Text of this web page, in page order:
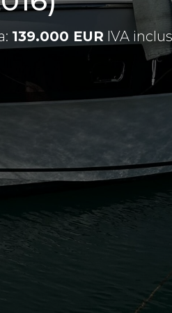
139.000 EUR IVA